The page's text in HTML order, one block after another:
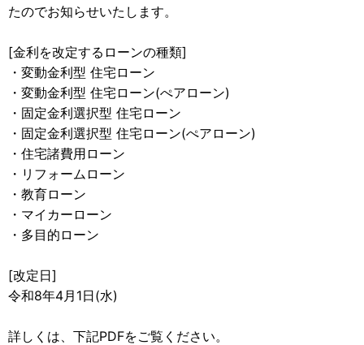
たのでお知らせいたします。
[金利を改定するローンの種類]
・変動金利型 住宅ローン
・変動金利型 住宅ローン(ぺアローン)
・固定金利選択型 住宅ローン
・固定金利選択型 住宅ローン(ぺアローン)
・住宅諸費用ローン
・リフォームローン
・教育ローン
・マイカーローン
・多目的ローン
[改定日]
令和8年4月1日(水)
詳しくは、下記PDFをご覧ください。